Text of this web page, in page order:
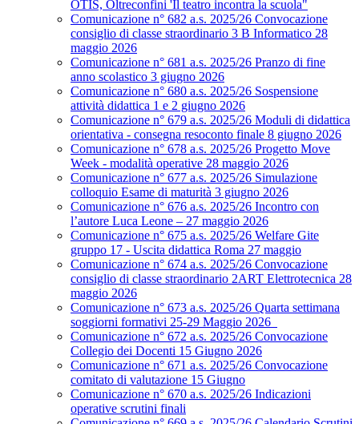
OTIS, Oltreconfini 'Il teatro incontra la scuola"
Comunicazione n° 682 a.s. 2025/26 Convocazione
consiglio di classe straordinario 3 B Informatico 28
maggio 2026
Comunicazione n° 681 a.s. 2025/26 Pranzo di fine
anno scolastico 3 giugno 2026
Comunicazione n° 680 a.s. 2025/26 Sospensione
attività didattica 1 e 2 giugno 2026
Comunicazione n° 679 a.s. 2025/26 Moduli di didattica
orientativa - consegna resoconto finale 8 giugno 2026
Comunicazione n° 678 a.s. 2025/26 Progetto Move
Week - modalità operative 28 maggio 2026
Comunicazione n° 677 a.s. 2025/26 Simulazione
colloquio Esame di maturità 3 giugno 2026
Comunicazione n° 676 a.s. 2025/26 Incontro con
l’autore Luca Leone – 27 maggio 2026
Comunicazione n° 675 a.s. 2025/26 Welfare Gite
gruppo 17 - Uscita didattica Roma 27 maggio
Comunicazione n° 674 a.s. 2025/26 Convocazione
consiglio di classe straordinario 2ART Elettrotecnica 28
maggio 2026
Comunicazione n° 673 a.s. 2025/26 Quarta settimana
soggiorni formativi 25-29 Maggio 2026
Comunicazione n° 672 a.s. 2025/26 Convocazione
Collegio dei Docenti 15 Giugno 2026
Comunicazione n° 671 a.s. 2025/26 Convocazione
comitato di valutazione 15 Giugno
Comunicazione n° 670 a.s. 2025/26 Indicazioni
operative scrutini finali